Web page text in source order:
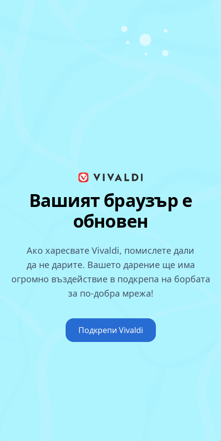
Вашият браузър е
обновен
Ако харесвате Vivaldi, помислете дали
да не дарите. Вашето дарение ще има
огромно въздействие в подкрепа на борбата
за по‑добра мрежа!
Подкрепи Vivaldi